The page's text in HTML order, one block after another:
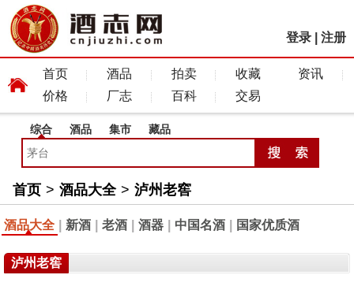
登录 注册
首页 酒品 拍卖 收藏
资讯
价格
厂志 百科 交易
综合 酒品 集市 藏品
首页 > 酒品大全 > 泸州老窖
酒品大全 新酒 老酒 酒器 中国名酒 国家优质酒
泸州老窖